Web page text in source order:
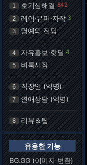
1 호기심해결 842
2 레어·유머·자작 3
3 명예의 전당
4 자유홍보·핫딜 4
5 벼룩시장
6 직장인 (익명)
7 연애상담 (익명)
8 리뷰＆팁
유용한 기능
BG.GG (이미지 변환)